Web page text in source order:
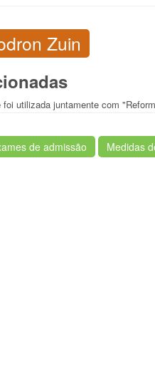
Zuin
utilizada juntamente com
de admissão Medidas